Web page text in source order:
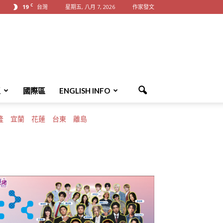
19 C 台灣 星期五, 八月 7, 2026 作家發文
國際區 ENGLISH INFO
宜蘭 花蓮 台東 離島